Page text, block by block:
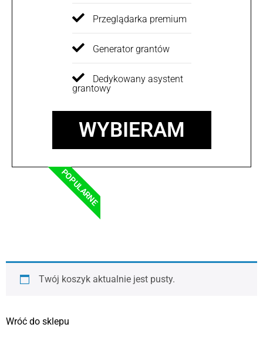
Przeglądarka premium
Generator grantów
Dedykowany asystent
grantowy
WYBIERAM
POPULARNE
Twój koszyk aktualnie jest pusty.
Wróć do sklepu